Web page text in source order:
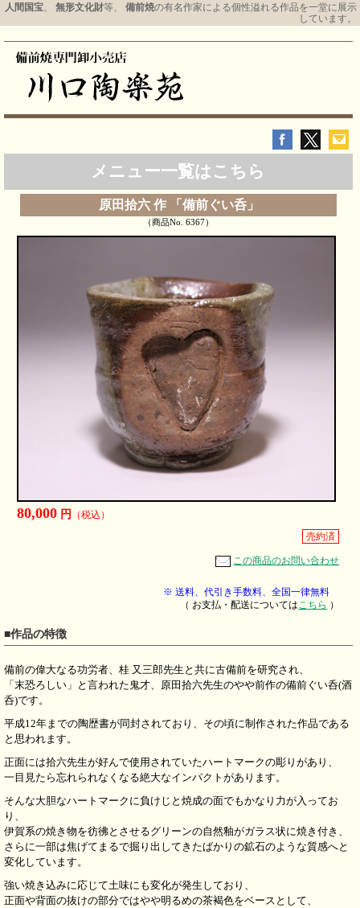
人間国宝、 無形文化財等、 備前焼の有名作家による個性溢れる作品を一堂に展示
しています。
メニュー一覧はこちら
原田拾六 作 「備前ぐい呑」
（商品No. 6367）
80,000 円
（税込）
売約済
この商品のお問い合わせ
※ 送料、代引き手数料、全国一律無料
（ お支払・配送については こちら ）
■作品の特徴
備前の偉大なる功労者、桂 又三郎先生と共に古備前を研究され、
「末恐ろしい」と言われた鬼才、原田拾六先生のやや前作の備前ぐい呑(酒
呑)です。
平成12年までの陶歴書が同封されており、その頃に制作された作品である
と思われます。
正面には拾六先生が好んで使用されていたハートマークの彫りがあり、
一目見たら忘れられなくなる絶大なインパクトがあります。
そんな大胆なハートマークに負けじと焼成の面でもかなり力が入ってお
り、
伊賀系の焼き物を彷彿とさせるグリーンの自然釉がガラス状に焼き付き、
さらに一部は焦げてまるで掘り出してきたばかりの鉱石のような質感へと
変化しています。
強い焼き込みに応じて土味にも変化が発生しており、
正面や背面の抜けの部分ではやや明るめの茶褐色をベースとして、